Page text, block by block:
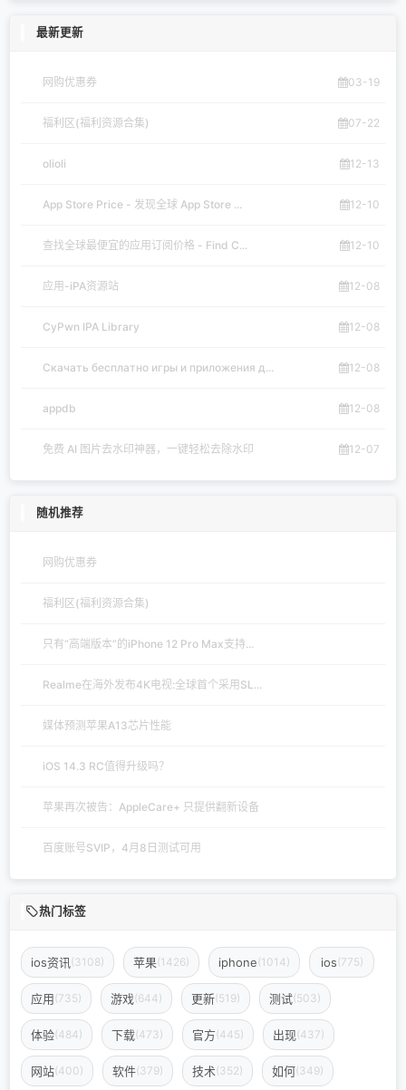
最新更新
网购优惠券 03-19
福利区(福利资源合集) 07-22
olioli 12-13
App Store Price - 发现全球 App Store ... 12-10
查找全球最便宜的应用订阅价格 - Find C... 12-10
应用-iPA资源站 12-08
CyPwn IPA Library 12-08
Скачать бесплатно игры и приложения д... 12-08
appdb 12-08
免费 AI 图片去水印神器，一键轻松去除水印 12-07
随机推荐
网购优惠券
福利区(福利资源合集)
只有“高端版本”的iPhone 12 Pro Max支持...
Realme在海外发布4K电视:全球首个采用SL...
媒体预测苹果A13芯片性能
iOS 14.3 RC值得升级吗？
苹果再次被告：AppleCare+ 只提供翻新设备
百度账号SVIP，4月8日测试可用
热门标签
ios资讯 (3108) 苹果(1426) iphone(1014) ios(775)
应用(735) 游戏(644) 更新(519) 测试(503)
体验(484) 下载(473) 官方(445) 出现(437)
网站(400) 软件(379) 技术(352) 如何(349)